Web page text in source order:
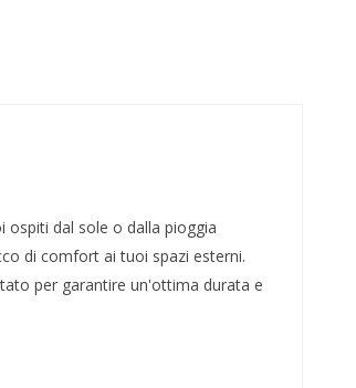
dal sole o dalla pioggia
di comfort ai tuoi spazi esterni.
per garantire un'ottima durata e